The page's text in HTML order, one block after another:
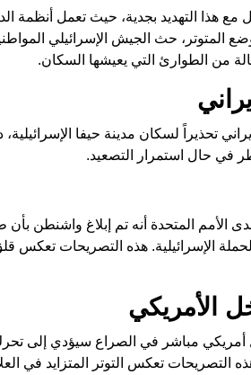
مع هذا التهديد بجدية، حيث تعمل
المتوتر، حث الجيش الإسرائيلي
من الطوارئ التي يعيشها السكان.
تحذيراً لسكان مدينة حيفا الإسرائيلية،
في حال استمرار التصعيد.
الأمم المتحدة أنه تم إبلاغ واشنطن
الإسرائيلية. هذه التصريحات تعكس
الأمريكي
أمريكي مباشر في الصراع سيؤدي إلى
التصريحات تعكس التوتر المتزايد في